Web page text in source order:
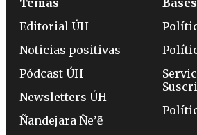
Temas
Editorial ÚH
Noticias positivas
Pódcast ÚH
Newsletters ÚH
Ñandejara Ñe’ẽ